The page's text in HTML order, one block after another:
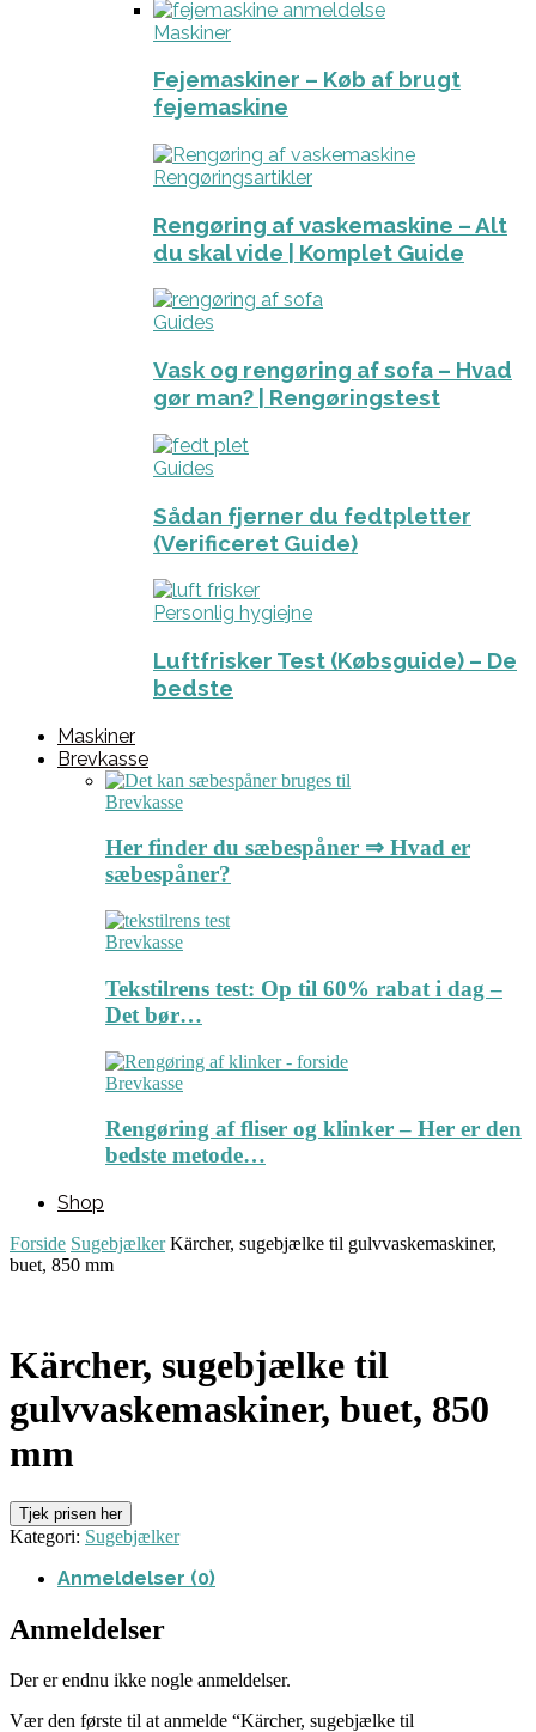
Maskiner
Fejemaskiner – Køb af brugt
fejemaskine
Rengøringsartikler
Rengøring af vaskemaskine – Alt
du skal vide | Komplet Guide
Guides
Vask og rengøring af sofa – Hvad
gør man? | Rengøringstest
Guides
Sådan fjerner du fedtpletter
(Verificeret Guide)
Personlig hygiejne
Luftfrisker Test (Købsguide) – De
bedste
Maskiner
Brevkasse
Brevkasse
Her finder du sæbespåner ⇒ Hvad er
sæbespåner?
Brevkasse
Tekstilrens test: Op til 60% rabat i dag –
Det bør…
Brevkasse
Rengøring af fliser og klinker – Her er den
bedste metode…
Shop
Forside Sugebjælker Kärcher, sugebjælke til gulvvaskemaskiner,
buet, 850 mm
Kärcher, sugebjælke til
gulvvaskemaskiner, buet, 850
mm
Tjek prisen her
Kategori: Sugebjælker
Anmeldelser (0)
Anmeldelser
Der er endnu ikke nogle anmeldelser.
Vær den første til at anmelde “Kärcher, sugebjælke til